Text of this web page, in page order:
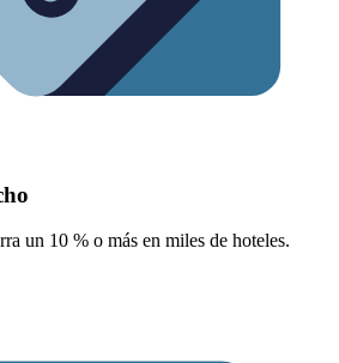
un 10 % o más en miles de hoteles.